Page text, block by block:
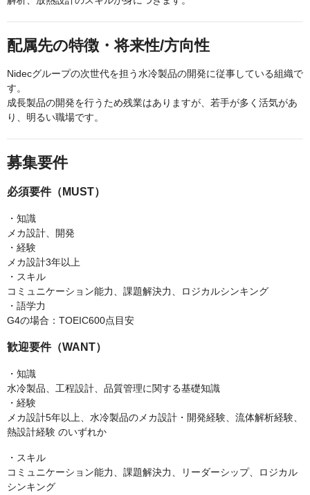
配属先の特徴・将来性/方向性
Nidecグループの次世代を担う水冷製品の開発に従事している組織で
す。
成長製品の開発を行うため残業はありますが、若手が多く活気があ
り、明るい職場です。
募集要件
必須要件（MUST）
・知識
メカ設計、開発
・経験
メカ設計3年以上
・スキル
コミュニケーション能力、課題解決力、ロジカルシンキング
・語学力
G4の場合：TOEIC600点目安
歓迎要件（WANT）
・知識
水冷製品、工程設計、品質管理に関する基礎知識
・経験
メカ設計5年以上、水冷製品のメカ設計・開発経験、流体解析経験、
熱設計経験 のいずれか
・スキル
コミュニケーション能力、課題解決力、リーダーシップ、ロジカル
シンキング